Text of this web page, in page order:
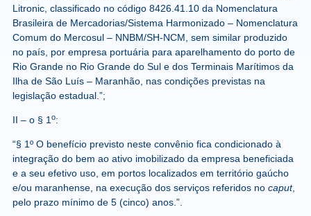
Litronic, classificado no código 8426.41.10 da Nomenclatura
Brasileira de Mercadorias/Sistema Harmonizado – Nomenclatura
Comum do Mercosul – NNBM/SH-NCM, sem similar produzido
no país, por empresa portuária para aparelhamento do porto de
Rio Grande no Rio Grande do Sul e dos Terminais Marítimos da
Ilha de São Luís – Maranhão, nas condições previstas na
legislação estadual.”;
II – o § 1 o:
“§ 1º O benefício previsto neste convênio fica condicionado à
integração do bem ao ativo imobilizado da empresa beneficiada
e a seu efetivo uso, em portos localizados em território gaúcho
e/ou maranhense, na execução dos serviços referidos no caput,
pelo prazo mínimo de 5 (cinco) anos.”.